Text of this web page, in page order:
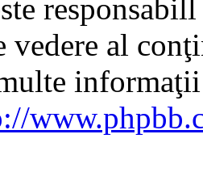
vedere al